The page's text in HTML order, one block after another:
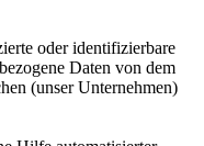
oder identifizierbare
Daten von dem
(unser Unternehmen)